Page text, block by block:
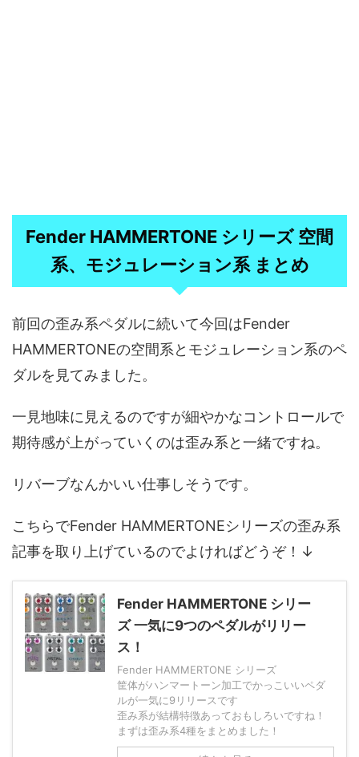
Fender HAMMERTONE シリーズ 空間
系、モジュレーション系 まとめ
前回の歪み系ペダルに続いて今回はFender
HAMMERTONEの空間系とモジュレーション系のペ
ダルを見てみました。
一見地味に見えるのですが細やかなコントロールで
期待感が上がっていくのは歪み系と一緒ですね。
リバーブなんかいい仕事しそうです。
こちらでFender HAMMERTONEシリーズの歪み系
記事を取り上げているのでよければどうぞ！↓
Fender HAMMERTONE シリー
ズ 一気に9つのペダルがリリー
ス！
Fender HAMMERTONE シリーズ
筐体がハンマートーン加工でかっこいいペダ
ルが一気に9リリースです
歪み系が結構特徴あっておもしろいですね！
まずは歪み系4種をまとめました！